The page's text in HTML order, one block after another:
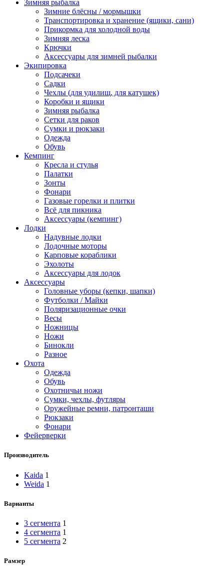
Зимняя рыбалка
Зимние блёсны / мормышки
Транспортировка и хранение (ящики, сани)
Прикормка для холодной воды
Зимняя леска
Крючки
Аксессуары для зимней рыбалки
Экипировка
Подсачеки
Садки
Чехлы (для удилищ, для катушек)
Коробки и ящики
Зимняя рыбалка
Сетки для раков
Сумки и рюкзаки
Одежда
Обувь
Кемпинг
Кресла и стулья
Палатки
Зонты
Фонари
Газовые горелки и плитки
Всё для пикника
Аксессуары (кемпинг)
Лодки
Надувные лодки
Лодочные моторы
Карповые кораблики
Эхолоты
Аксессуары для лодок
Аксессуары
Головные уборы (кепки, шапки)
Футболки / Майки
Поляризационные очки
Весы
Ножницы
Ножи
Бинокли
Разное
Охота
Одежда
Обувь
Охотничьи ножи
Сумки, чехлы, футляры
Оружейные ремни, патронташи
Рюкзаки
Фонари
Фейерверки
Производитель
Kaida 1
Weida 1
Варианты
3 сегмента 1
4 сегмента 1
5 сегмента 2
Рамзер